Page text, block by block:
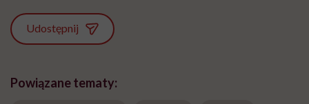
Udostępnij
Powiązane tematy: